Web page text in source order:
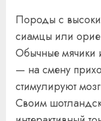
Породы с
сиамцы или
Обычные мячики
— на смену
стимулируют
Своим